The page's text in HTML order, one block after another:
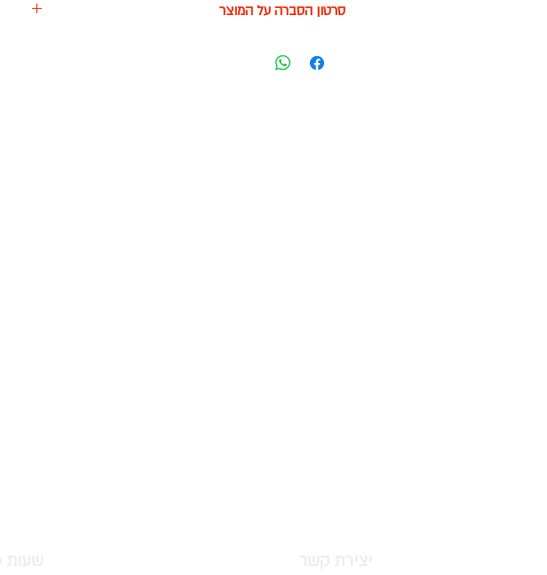
סרטון הסברה על המוצר